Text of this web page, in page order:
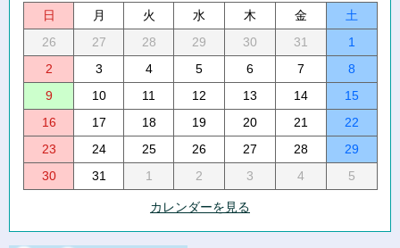
日 月 火 水 木 金
土
26
27 28 29 30 31
1
2
3 4 5 6 7
8
9
10 11 12 13 14
15
16
17 18 19 20 21
22
23
24 25 26 27 28
29
30
31 1 2 3 4 5
カレンダーを見る